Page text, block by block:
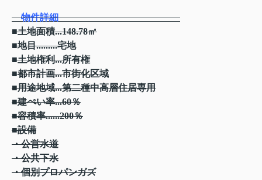
物件詳細
■土地面積...148.78㎡
■地目.........宅地
■土地権利...所有権
■都市計画...市街化区域
■用途地域...第二種中高層住居専用
■建ぺい率...60％
■容積率......200％
■設備
・公営水道
・公共下水
・個別プロパンガズ